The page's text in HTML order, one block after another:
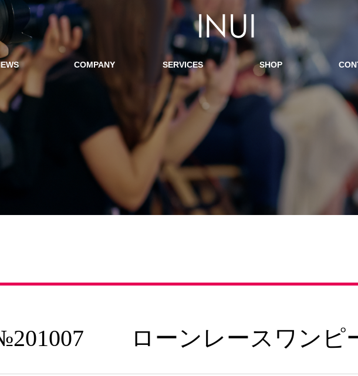
COMPANY SERVICES SHOP
ローンレースワンピ